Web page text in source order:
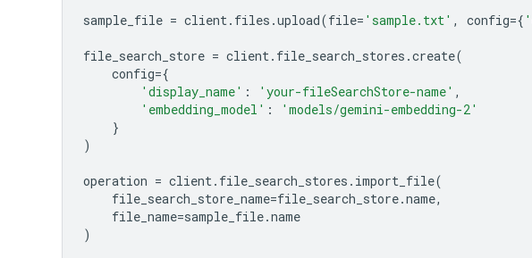
sample_file = client. files .upload(file= 'sample.txt' , config={
file_search_store = client. file_search_stores .create(
config={
'display_name' : 'your-fileSearchStore-name' ,
'embedding_model' :
'models/gemini-embedding-2'
}
)
operation = client. file_search_stores . import_file(
file_search_store_name=file_search_store.name,
file_name=sample_file.name
)